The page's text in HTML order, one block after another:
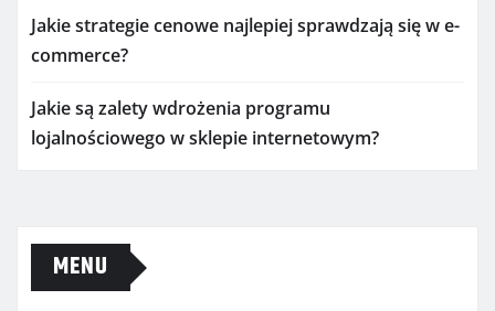
Jakie strategie cenowe najlepiej sprawdzają się w e-
commerce?
Jakie są zalety wdrożenia programu
lojalnościowego w sklepie internetowym?
MENU